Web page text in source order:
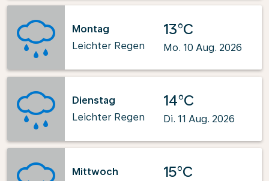
Montag
Leichter Regen
13°C
Mo. 10 Aug. 2026
Dienstag
Leichter Regen
14°C
Di. 11 Aug. 2026
Mittwoch
15°C